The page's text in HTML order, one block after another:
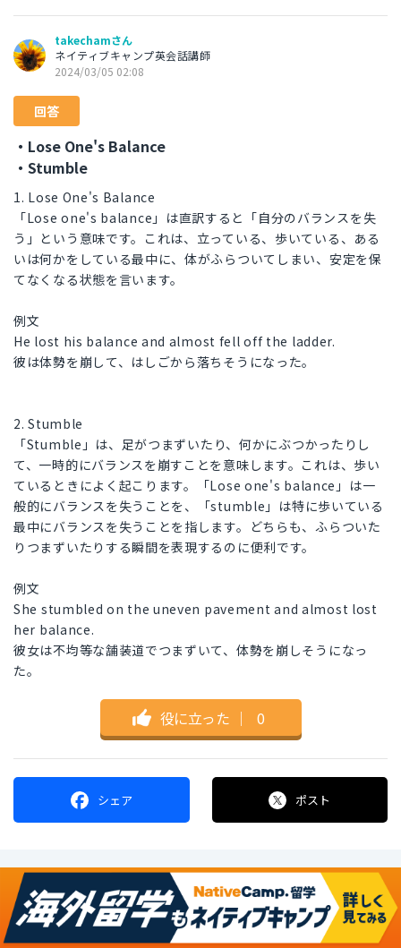
takechamさん
ネイティブキャンプ英会話講師
2024/03/05 02:08
回答
・Lose One's Balance
・Stumble
1. Lose One's Balance
「Lose one's balance」は直訳すると「自分のバランスを失
う」という意味です。これは、立っている、歩いている、ある
いは何かをしている最中に、体がふらついてしまい、安定を保
てなくなる状態を言います。
例文
He lost his balance and almost fell off the ladder.
彼は体勢を崩して、はしごから落ちそうになった。
2. Stumble
「Stumble」は、足がつまずいたり、何かにぶつかったりし
て、一時的にバランスを崩すことを意味します。これは、歩い
ているときによく起こります。「Lose one's balance」は一
般的にバランスを失うことを、「stumble」は特に歩いている
最中にバランスを失うことを指します。どちらも、ふらついた
りつまずいたりする瞬間を表現するのに便利です。
例文
She stumbled on the uneven pavement and almost lost
her balance.
彼女は不均等な舗装道でつまずいて、体勢を崩しそうになっ
た。
役に立った ｜ 0
シェア ポスト